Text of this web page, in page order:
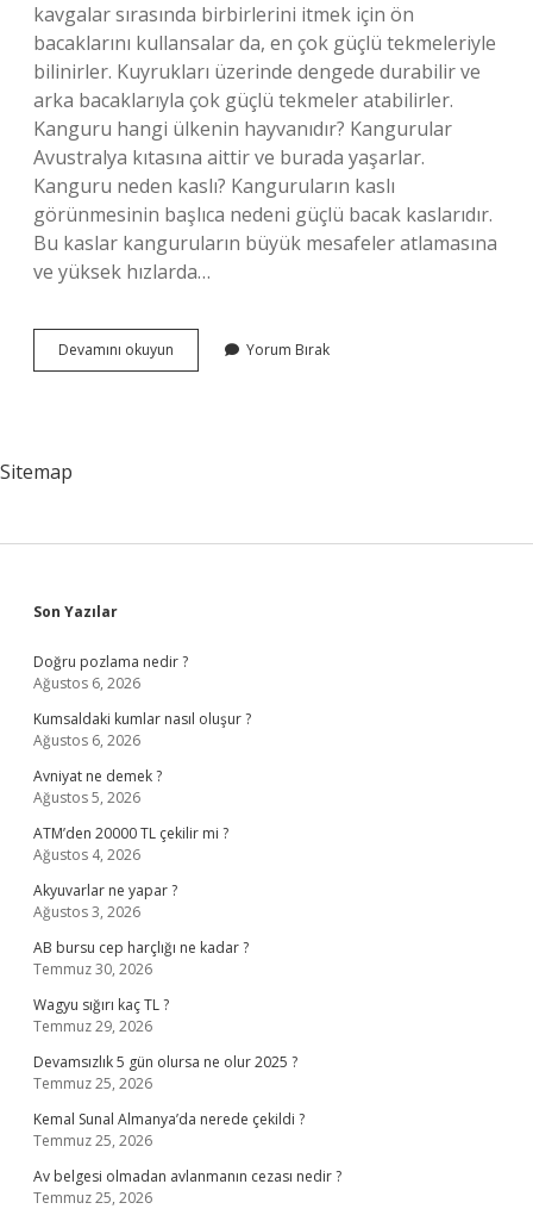
kavgalar sırasında birbirlerini itmek için ön
bacaklarını kullansalar da, en çok güçlü tekmeleriyle
bilinirler. Kuyrukları üzerinde dengede durabilir ve
arka bacaklarıyla çok güçlü tekmeler atabilirler.
Kanguru hangi ülkenin hayvanıdır? Kangurular
Avustralya kıtasına aittir ve burada yaşarlar.
Kanguru neden kaslı? Kanguruların kaslı
görünmesinin başlıca nedeni güçlü bacak kaslarıdır.
Bu kaslar kanguruların büyük mesafeler atlamasına
ve yüksek hızlarda…
Devamını okuyun Kanguruların
En
Yorum Bırak
Sitemap
Sidebar
Son Yazılar
Doğru pozlama nedir ?
Ağustos 6, 2026
Kumsaldaki kumlar nasıl oluşur ?
Ağustos 6, 2026
Avniyat ne demek ?
Ağustos 5, 2026
ATM’den 20000 TL çekilir mi ?
Ağustos 4, 2026
Akyuvarlar ne yapar ?
Ağustos 3, 2026
AB bursu cep harçlığı ne kadar ?
Temmuz 30, 2026
Wagyu sığırı kaç TL ?
Temmuz 29, 2026
Devamsızlık 5 gün olursa ne olur 2025 ?
Temmuz 25, 2026
Kemal Sunal Almanya’da nerede çekildi ?
Temmuz 25, 2026
Av belgesi olmadan avlanmanın cezası nedir ?
Temmuz 25, 2026